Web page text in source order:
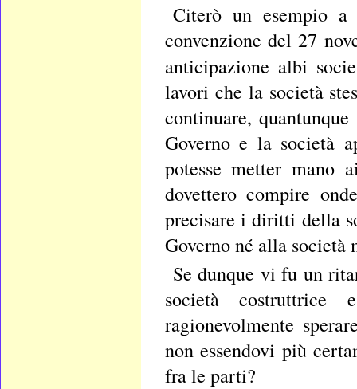
Citerò un esempio
convenzione del 27
anticipazione albi
lavori che la società
continuare,
Governo e la società
potesse metter mano
dovettero compire
precisare i diritti della
Governo né alla società
Se dunque vi fu un
società
ragionevolmente
non essendovi più
fra le parti?